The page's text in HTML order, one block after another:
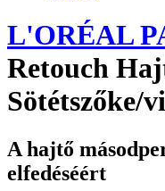
L'ORÉAL
Retouch
Sötétszőke/
A hajtő
elfedéséért